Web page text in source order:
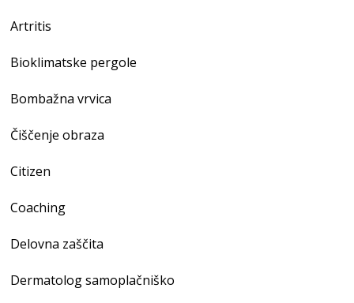
Artritis
Bioklimatske pergole
Bombažna vrvica
Čiščenje obraza
Citizen
Coaching
Delovna zaščita
Dermatolog samoplačniško